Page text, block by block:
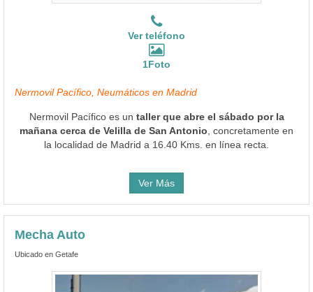
Ver teléfono
1Foto
Nermovil Pacífico, Neumáticos en Madrid
Nermovil Pacífico es un taller que abre el sábado por la
mañana cerca de Velilla de San Antonio , concretamente en
la localidad de Madrid a 16.40 Kms. en línea recta.
Ver Más
Mecha Auto
Ubicado en Getafe